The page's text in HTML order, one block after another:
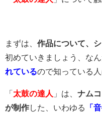
まずは、 作品について、
初めていきましょう、な
れているので知っている
「 太鼓の達人 」は、 ナム
が制作した、いわゆる 「